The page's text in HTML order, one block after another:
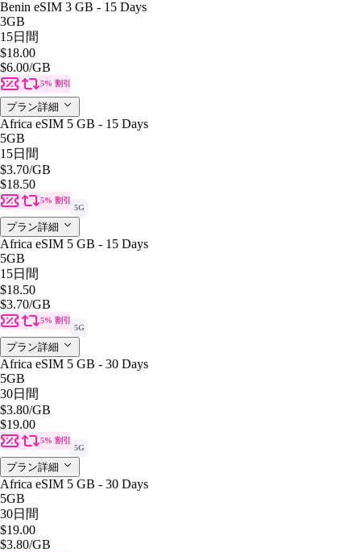
Benin eSIM 3 GB - 15 Days
3GB
15日間
$18.00
$6.00/GB
5% 割引
プラン詳細
Africa eSIM 5 GB - 15 Days
5GB
15日間
$3.70/GB
$18.50
5% 割引
5G
プラン詳細
Africa eSIM 5 GB - 15 Days
5GB
15日間
$18.50
$3.70/GB
5% 割引
5G
プラン詳細
Africa eSIM 5 GB - 30 Days
5GB
30日間
$3.80/GB
$19.00
5% 割引
5G
プラン詳細
Africa eSIM 5 GB - 30 Days
5GB
30日間
$19.00
$3.80/GB